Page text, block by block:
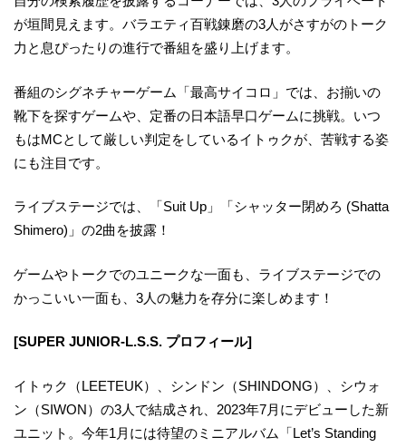
が垣間見えます。バラエティ百戦錬磨の3人がさすがのトーク
力と息ぴったりの進行で番組を盛り上げます。
番組のシグネチャーゲーム「最高サイコロ」では、お揃いの
靴下を探すゲームや、定番の日本語早口ゲームに挑戦。いつ
もはMCとして厳しい判定をしているイトゥクが、苦戦する姿
にも注目です。
ライブステージでは、「Suit Up」「シャッター閉めろ (Shatta
Shimero)」の2曲を披露！
ゲームやトークでのユニークな一面も、ライブステージでの
かっこいい一面も、3人の魅力を存分に楽しめます！
[SUPER JUNIOR-L.S.S. プロフィール]
イトゥク（LEETEUK）、シンドン（SHINDONG）、シウォ
ン（SIWON）の3人で結成され、2023年7月にデビューした新
ユニット。今年1月には待望のミニアルバム「Let’s Standing